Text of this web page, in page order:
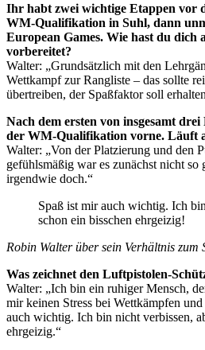
Ihr habt zwei wichtige Etappen vor
WM-Qualifikation in Suhl, dann
European Games. Wie hast du dich
vorbereitet?
Walter: „Grundsätzlich mit den
Wettkampf zur Rangliste – das sollte
übertreiben, der Spaßfaktor soll
Nach dem ersten von insgesamt
der WM-Qualifikation vorne. Läuft
Walter: „Von der Platzierung und den
gefühlsmäßig war es zunächst nicht so
irgendwie doch.“
Spaß ist mir auch wichtig. Ich
schon ein bisschen ehrgeizig!
Robin Walter über sein Verhältnis zum
Was zeichnet den Luftpistolen-
Walter: „Ich bin ein ruhiger Mensch,
mir keinen Stress bei Wettkämpfen
auch wichtig. Ich bin nicht verbissen,
ehrgeizig.“